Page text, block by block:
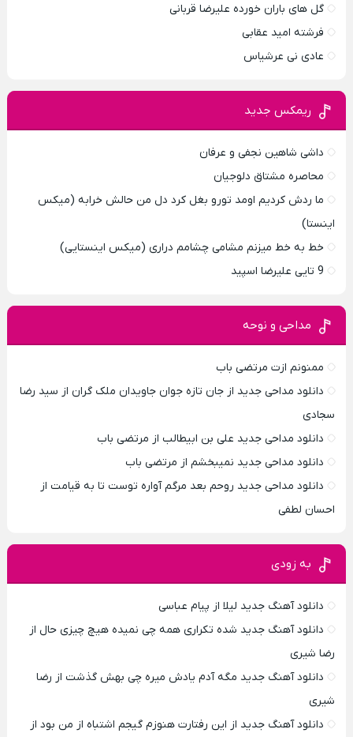
گل های باران خورده علیرضا قربانی
فرشته امید عقابی
عادی نی عرشیاس
ریمکس جدید
داشی شاهین نجفی و عرفان
محاصره مشتاق دلوجیان
ما ردش کردیم اومد تورو بغل کرد دل من حالش خرابه (میکس
اینستا)
خط به خط میزنم مشامی چشامم دراری (میکس اینستایی)
9 تایی علیرضا اسپید
مداحی و نوحه
ممنونم ازت مرتضی باب
دانلود مداحی جدید از جان تازه جوان جاویدان ملک گران از سید رضا
سجادی
دانلود مداحی جدید علی بن ابیطالب از مرتضی باب
دانلود مداحی جدید نمیبخشم از مرتضی باب
دانلود مداحی جدید روحم بعد مرگم آواره توست تا به قیامت از
احسان لطفی
به زودی
دانلود آهنگ جدید لیلا از پیام عباسی
دانلود آهنگ جدید شده تکراری همه چی نمیده هیچ چیزی حال از
رضا شیری
دانلود آهنگ جدید مگه آدم یادش میره چی بهش گذشت از رضا
شیری
دانلود آهنگ جدید از این رفتارت هنوزم گیجم اشتباه از من بود از